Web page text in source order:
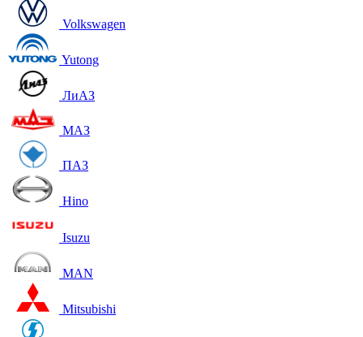
Volkswagen
Yutong
ЛиАЗ
МАЗ
ПАЗ
Hino
Isuzu
MAN
Mitsubishi